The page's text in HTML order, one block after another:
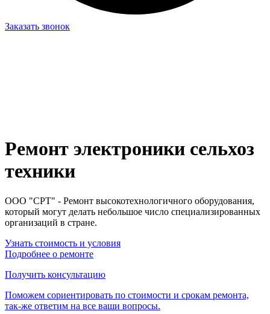
Заказать звонок
Ремонт электроники сельхоз
техники
ООО "СРТ" - Ремонт высокотехнологичного оборудования,
который могут делать небольшое число специализированных
организаций в стране.
Узнать стоимость и условия
Подробнее о ремонте
Получить консультацию
Поможем сориентировать по стоимости и срокам ремонта,
так-же ответим на все ваши вопросы.